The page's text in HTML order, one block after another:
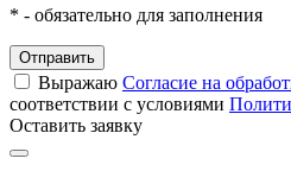
* - обязательно для заполнения
Отправить
Выражаю Согласие на
соответствии с условиями
Оставить заявку